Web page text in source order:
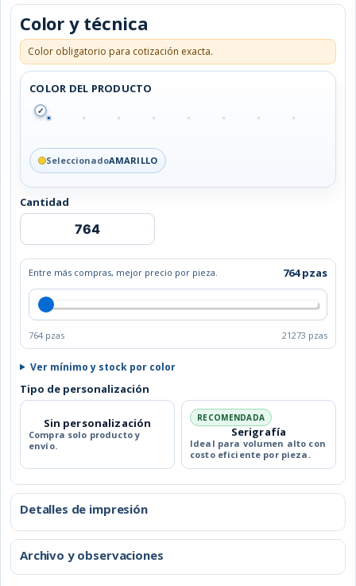
Color y técnica
Color obligatorio para cotización exacta.
COLOR DEL PRODUCTO
✓
SeleccionadoAMARILLO
Cantidad
BOLSA
Entre más compras, mejor precio por pieza. 764 pzas
764 pzas 21273 pzas
Ver mínimo y stock por color
Tipo de personalización
Sin personalización
Compra solo producto y
envío.
RECOMENDADA
Serigrafía
Ideal para volumen alto con
costo eficiente por pieza.
Detalles de impresión
Archivo y observaciones